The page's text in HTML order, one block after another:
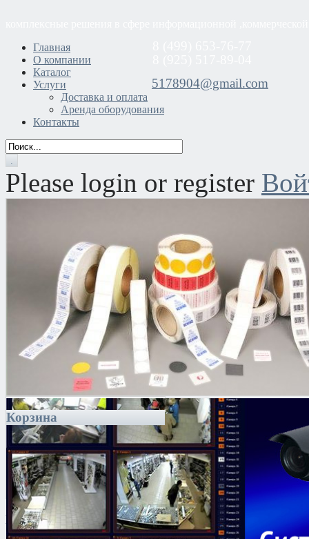
5178904@gmail.com
Главная
О компании
Каталог
Услуги
Доставка и оплата
Аренда оборудования
Контакты
Please login or register
Корзина
Каталог